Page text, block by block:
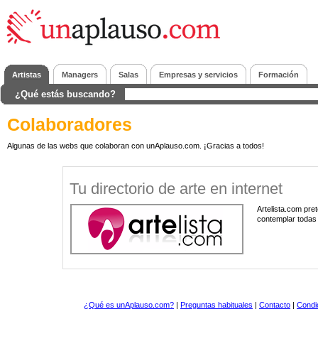
Artistas Managers Salas Empresas y servicios Formación
¿Qué estás buscando?
Colaboradores
Algunas de las webs que colaboran con unAplauso.com. ¡Gracias a todos!
Tu directorio de arte en internet
Artelista.com
contemplar
¿Qué es unAplauso.com? | Preguntas habituales | Contacto |